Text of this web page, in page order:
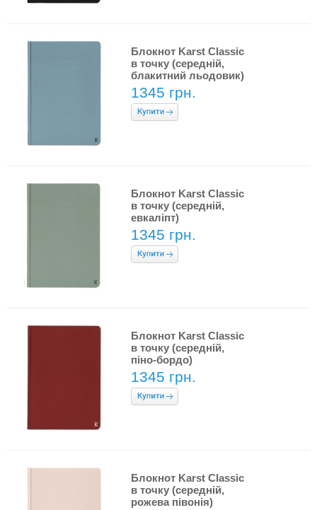
Блокнот Karst Classic
в точку (середній,
блакитний льодовик)
1345 грн.
Блокнот Karst Classic
в точку (середній,
евкаліпт)
1345 грн.
Блокнот Karst Classic
в точку (середній,
піно-бордо)
1345 грн.
Блокнот Karst Classic
в точку (середній,
рожева півонія)